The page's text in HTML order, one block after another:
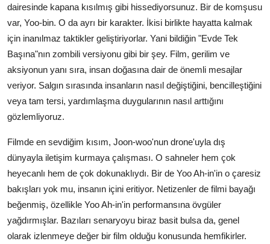
dairesinde kapana kısılmış gibi hissediyorsunuz. Bir de komşusu
var, Yoo-bin. O da ayrı bir karakter. İkisi birlikte hayatta kalmak
için inanılmaz taktikler geliştiriyorlar. Yani bildiğin "Evde Tek
Başına"nın zombili versiyonu gibi bir şey. Film, gerilim ve
aksiyonun yanı sıra, insan doğasına dair de önemli mesajlar
veriyor. Salgın sırasında insanların nasıl değiştiğini, bencilleştiğini
veya tam tersi, yardımlaşma duygularının nasıl arttığını
gözlemliyoruz.
Filmde en sevdiğim kısım, Joon-woo'nun drone'uyla dış
dünyayla iletişim kurmaya çalışması. O sahneler hem çok
heyecanlı hem de çok dokunaklıydı. Bir de Yoo Ah-in'in o çaresiz
bakışları yok mu, insanın içini eritiyor. Netizenler de filmi bayağı
beğenmiş, özellikle Yoo Ah-in'in performansına övgüler
yağdırmışlar. Bazıları senaryoyu biraz basit bulsa da, genel
olarak izlenmeye değer bir film olduğu konusunda hemfikirler.